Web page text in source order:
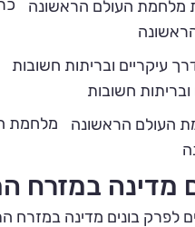
ובריתות חשובות
מלחמת
מדינה במזרח